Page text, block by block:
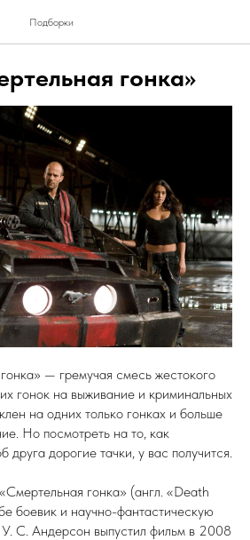
Подборки
гонка»
— гремучая смесь жестокого
гонок на выживание и криминальных
на одних только гонках и больше
Но посмотреть на то, как
друга дорогие тачки, у вас получится.
гонка» (англ. «Death
боевик и научно-фантастическую
С. Андерсон выпустил фильм в 2008